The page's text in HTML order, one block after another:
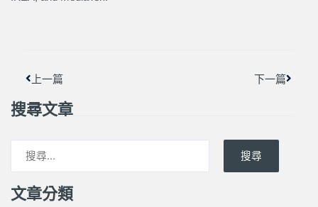
上一篇 下一篇
搜尋文章
搜尋
文章分類